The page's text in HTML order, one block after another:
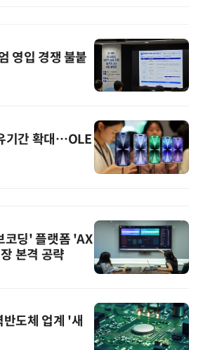
영입 경쟁 불붙
기간 확대…OLE
코딩' 플랫폼 'AX
본격 공략
도체 업계 '새